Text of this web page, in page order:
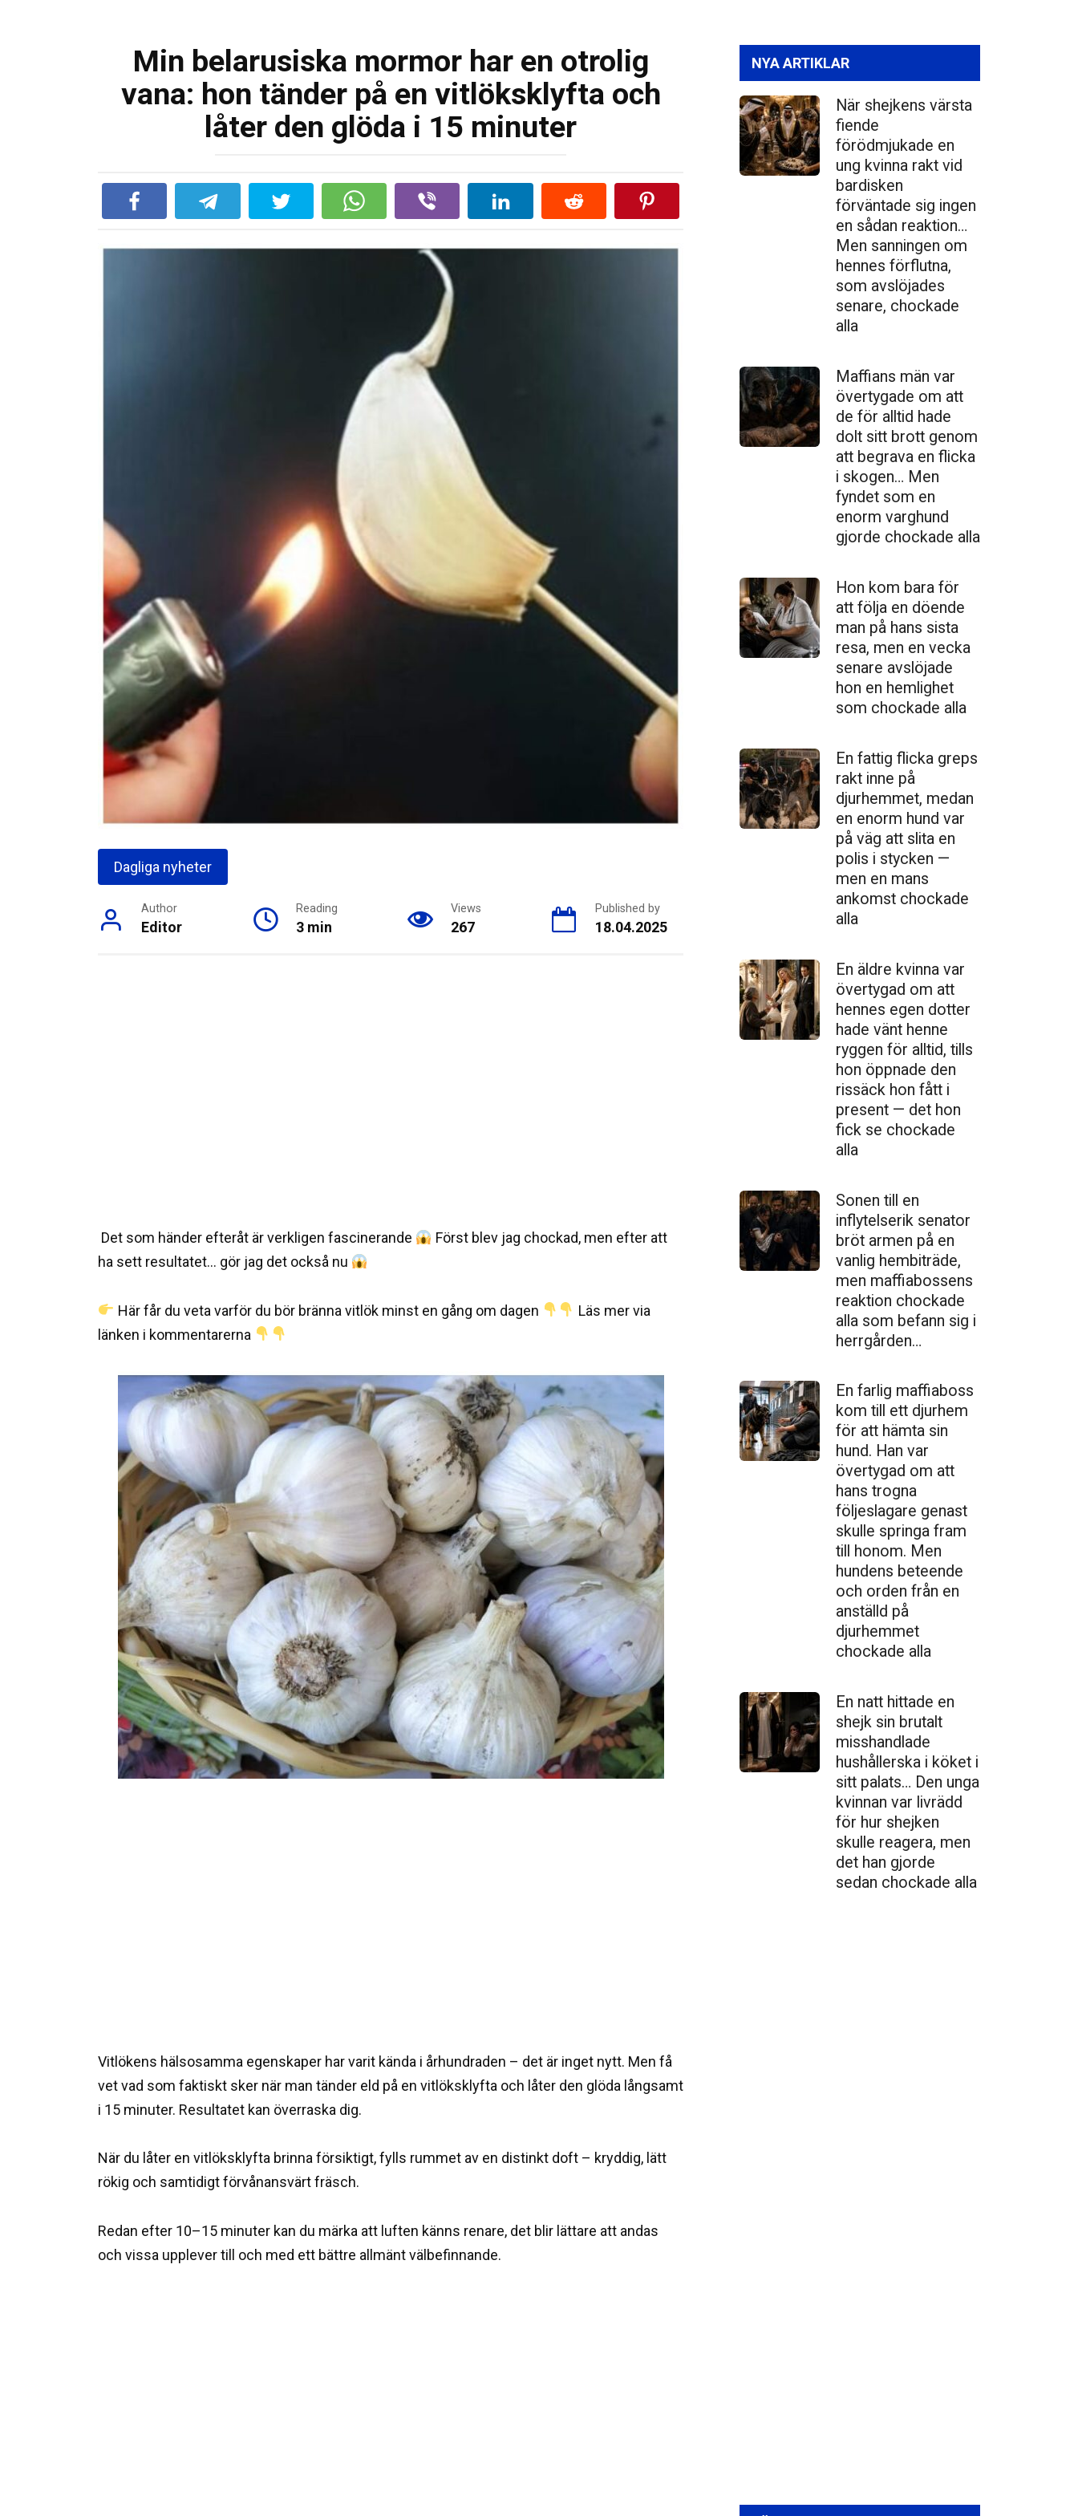
Min belarusiska mormor har en otrolig
vana: hon tänder på en vitlöksklyfta och
låter den glöda i 15 minuter
Dagliga nyheter
Author
Editor
Reading
3 min
Views
267
Published by
18.04.2025
Det som händer efteråt är verkligen fascinerande
Först blev jag chockad, men efter att
ha sett resultatet… gör jag det också nu
Här får du veta varför du bör bränna vitlök minst en gång om dagen
Läs mer via
länken i kommentarerna
Vitlökens hälsosamma egenskaper har varit kända i århundraden – det är inget nytt. Men få
vet vad som faktiskt sker när man tänder eld på en vitlöksklyfta och låter den glöda långsamt
i 15 minuter. Resultatet kan överraska dig.
När du låter en vitlöksklyfta brinna försiktigt, fylls rummet av en distinkt doft – kryddig, lätt
rökig och samtidigt förvånansvärt fräsch.
Redan efter 10–15 minuter kan du märka att luften känns renare, det blir lättare att andas
och vissa upplever till och med ett bättre allmänt välbefinnande.
NYA ARTIKLAR
När shejkens värsta
fiende
förödmjukade en
ung kvinna rakt vid
bardisken
förväntade sig ingen
en sådan reaktion…
Men sanningen om
hennes förflutna,
som avslöjades
senare, chockade
alla
Maffians män var
övertygade om att
de för alltid hade
dolt sitt brott genom
att begrava en flicka
i skogen… Men
fyndet som en
enorm varghund
gjorde chockade alla
Hon kom bara för
att följa en döende
man på hans sista
resa, men en vecka
senare avslöjade
hon en hemlighet
som chockade alla
En fattig flicka greps
rakt inne på
djurhemmet, medan
en enorm hund var
på väg att slita en
polis i stycken —
men en mans
ankomst chockade
alla
En äldre kvinna var
övertygad om att
hennes egen dotter
hade vänt henne
ryggen för alltid, tills
hon öppnade den
ris­säck hon fått i
present — det hon
fick se chockade
alla
Sonen till en
inflytelserik senator
bröt armen på en
vanlig hembiträde,
men maffiabossens
reaktion chockade
alla som befann sig i
herrgården…
En farlig maffiaboss
kom till ett djurhem
för att hämta sin
hund. Han var
övertygad om att
hans trogna
följeslagare genast
skulle springa fram
till honom. Men
hundens beteende
och orden från en
anställd på
djurhemmet
chockade alla
En natt hittade en
shejk sin brutalt
misshandlade
hushållerska i köket i
sitt palats… Den unga
kvinnan var livrädd
för hur shejken
skulle reagera, men
det han gjorde
sedan chockade alla